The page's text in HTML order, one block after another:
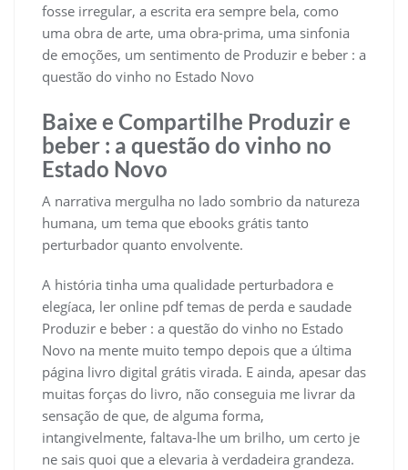
fosse irregular, a escrita era sempre bela, como
uma obra de arte, uma obra-prima, uma sinfonia
de emoções, um sentimento de Produzir e beber : a
questão do vinho no Estado Novo
Baixe e Compartilhe Produzir e
beber : a questão do vinho no
Estado Novo
A narrativa mergulha no lado sombrio da natureza
humana, um tema que ebooks grátis tanto
perturbador quanto envolvente.
A história tinha uma qualidade perturbadora e
elegíaca, ler online pdf temas de perda e saudade
Produzir e beber : a questão do vinho no Estado
Novo na mente muito tempo depois que a última
página livro digital grátis virada. E ainda, apesar das
muitas forças do livro, não conseguia me livrar da
sensação de que, de alguma forma,
intangivelmente, faltava-lhe um brilho, um certo je
ne sais quoi que a elevaria à verdadeira grandeza.